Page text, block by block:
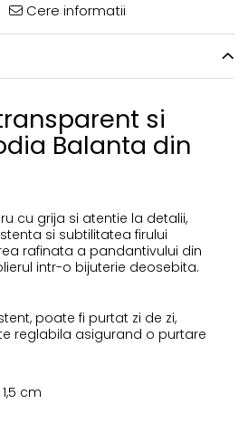
Cere informatii
si
Balanta din
cu grija si atentie la detalii,
si subtilitatea firului
rafinata a pandantivului din
intr-o bijuterie deosebita.
poate fi purtat zi de zi,
reglabila asigurand o purtare
cm